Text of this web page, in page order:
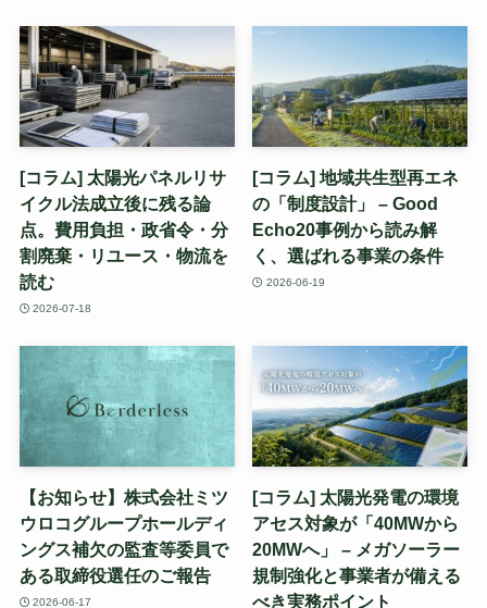
[コラム] 太陽光パネルリサ
イクル法成立後に残る論
点。費用負担・政省令・分
割廃棄・リユース・物流を
読む
2026-07-18
[コラム] 地域共生型再エネ
の「制度設計」 – Good
Echo20事例から読み解
く、選ばれる事業の条件
2026-06-19
【お知らせ】株式会社ミツ
ウロコグループホールディ
ングス補欠の監査等委員で
ある取締役選任のご報告
2026-06-17
[コラム] 太陽光発電の環境
アセス対象が「40MWから
20MWへ」 – メガソーラー
規制強化と事業者が備える
べき実務ポイント